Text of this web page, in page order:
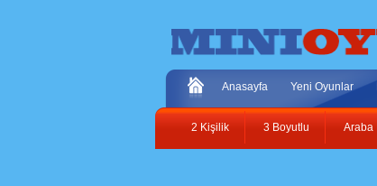
Anasayfa Yeni Oyunlar
2 Kişilik 3 Boyutlu Araba